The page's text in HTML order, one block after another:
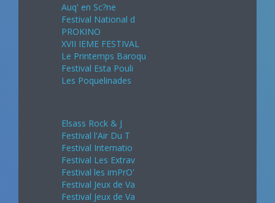
Auq' en Sc?ne
Festival National d
PROKINO
XVII IEME FESTIVAL
Le Printemps Baroqu
Festival Esta Pouli
Les Poquelinades
Elsass Rock & J
Festival l'Air Du T
Festival Internatio
Festival Les Extrav
Festival les imPrO'
Festival Jeux de Va
Festival Jeux de Va